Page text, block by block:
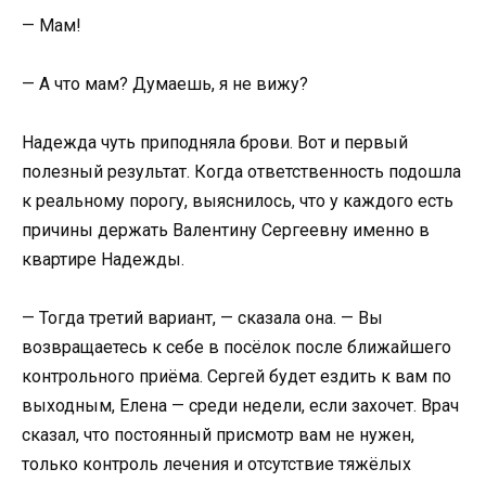
— Мам!
— А что мам? Думаешь, я не вижу?
Надежда чуть приподняла брови. Вот и первый
полезный результат. Когда ответственность подошла
к реальному порогу, выяснилось, что у каждого есть
причины держать Валентину Сергеевну именно в
квартире Надежды.
— Тогда третий вариант, — сказала она. — Вы
возвращаетесь к себе в посёлок после ближайшего
контрольного приёма. Сергей будет ездить к вам по
выходным, Елена — среди недели, если захочет. Врач
сказал, что постоянный присмотр вам не нужен,
только контроль лечения и отсутствие тяжёлых